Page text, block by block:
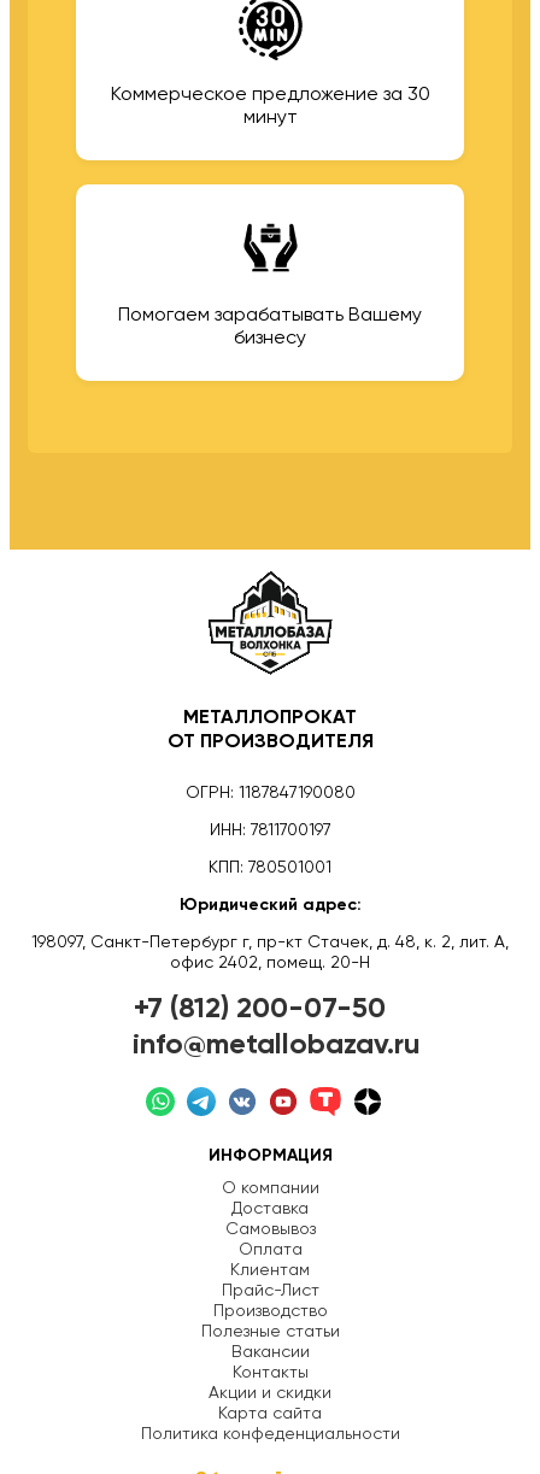
Коммерческое предложение за 30
минут
Помогаем зарабатывать Вашему
бизнесу
МЕТАЛЛОПРОКАТ
ОТ ПРОИЗВОДИТЕЛЯ
ОГРН: 1187847190080
ИНН: 7811700197
КПП: 780501001
Юридический адрес:
198097, Санкт-Петербург г, пр-кт Стачек, д. 48, к. 2, лит. А,
офис 2402, помещ. 20-Н
+7 (812) 200-07-50
info@metallobazav.ru
ИНФОРМАЦИЯ
О компании
Доставка
Самовывоз
Оплата
Клиентам
Прайс-Лист
Производство
Полезные статьи
Вакансии
Контакты
Акции и скидки
Карта сайта
Политика конфеденциальности